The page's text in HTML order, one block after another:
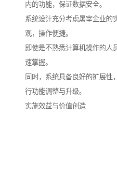
内的功能，保证数据安全。
系统设计充分考虑屠宰企业的
观，操作便捷。
即使是不熟悉计算机操作的人
速掌握。
同时，系统具备良好的扩展性
行功能调整与升级。
实施效益与价值创造